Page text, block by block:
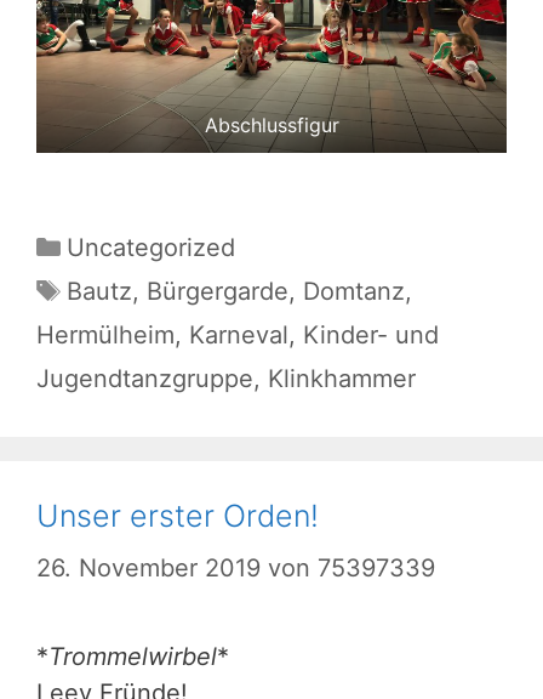
Abschlussfigur
Kategorien
Uncategorized
Schlagwörter
Bautz, Bürgergarde, Domtanz,
Hermülheim, Karneval, Kinder- und
Jugendtanzgruppe, Klinkhammer
Unser erster Orden!
26. November 2019 von 75397339
*Trommelwirbel*
Leev Fründe!